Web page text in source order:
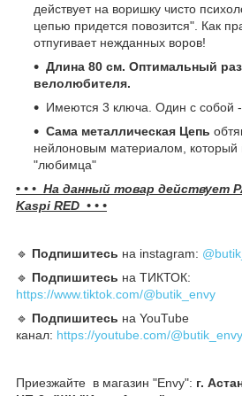
действует на воришку чисто
цепью придется повозится". Как
отпугивает нежданных воров!
Длина 80 см. Оптимальный
велолюбителя.
Имеются 3 ключа. Один с собой
Сама металлическая Цепь
нейлоновым материалом, который
"любимца"
• • • На данный товар действует
Kaspi RED • • •
🔹️ Подпишитесь на instagram:
🔹️ Подпишитесь на ТИКТОК:
https://www.tiktok.com/@butik_envy
🔹️ Подпишитесь на YouTube
канал: https://youtube.com/@butik_envy
Приезжайте в магазин "Envy": г.